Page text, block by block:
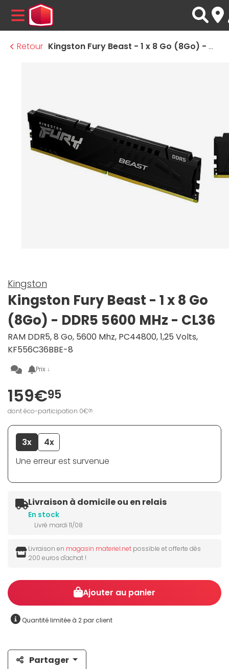
MENU
Retour
Kingston Fury Beast - 1 x 8 Go (8Go) - DDR5 5600 MHz - CL36
Kingston
Kingston Fury Beast - 1 x 8 Go
(8Go) - DDR5 5600 MHz - CL36
RAM DDR5, 8 Go, 5600 Mhz, PC44800, 1,25 Volts,
KF556C36BBE-8
Prix ↓
159€95
dont éco-participation 0€05
3x
4x
Une erreur est survenue
Livraison à domicile ou en relais
En stock
Livré mardi 11/08
Livraison en magasin materiel.net possible et offerte dès
200 euros d'achat !
Ajouter au panier
Quantité limitée à 2 par client
Partager